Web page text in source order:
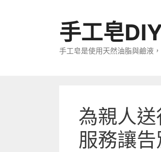
手工皂
手工皂是使用天然油脂與鹼液
為親人
服務讓